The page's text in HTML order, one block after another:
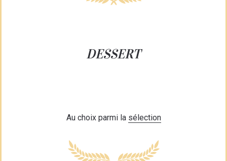
DESSERT
Au choix parmi la sélection